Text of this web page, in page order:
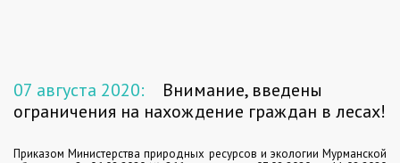
07 августа 2020:
Внимание, введены
ограничения на нахождение граждан в лесах!
Приказом Министерства природных ресурсов и экологии Мурманской